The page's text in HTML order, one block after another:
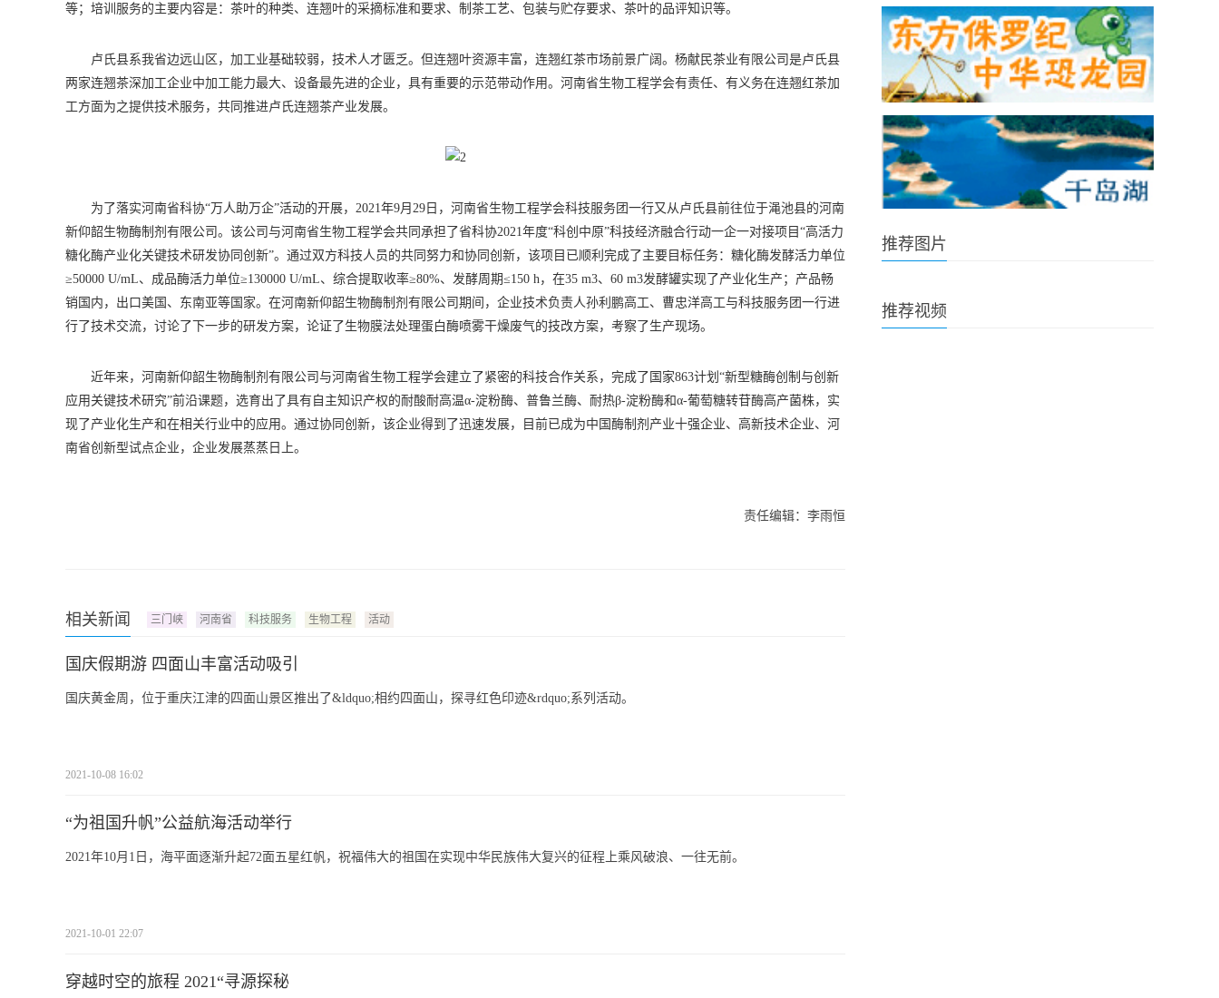
等；培训服务的主要内容是：茶叶的种类、连翘叶的采摘标准和要求、制茶工艺、包装与贮存要求、茶叶的品评知识等。
卢氏县系我省边远山区，加工业基础较弱，技术人才匮乏。但连翘叶资源丰富，连翘红茶市场前景广阔。杨献民茶业有限公司是卢氏县
两家连翘茶深加工企业中加工能力最大、设备最先进的企业，具有重要的示范带动作用。河南省生物工程学会有责任、有义务在连翘红茶加
工方面为之提供技术服务，共同推进卢氏连翘茶产业发展。
为了落实河南省科协“万人助万企”活动的开展，2021年9月29日，河南省生物工程学会科技服务团一行又从卢氏县前往位于渑池县的河南
新仰韶生物酶制剂有限公司。该公司与河南省生物工程学会共同承担了省科协2021年度“科创中原”科技经济融合行动一企一对接项目“高活力
糖化酶产业化关键技术研发协同创新”。通过双方科技人员的共同努力和协同创新，该项目已顺利完成了主要目标任务：糖化酶发酵活力单位
≥50000 U/mL、成品酶活力单位≥130000 U/mL、综合提取收率≥80%、发酵周期≤150 h，在35 m3、60 m3发酵罐实现了产业化生产；产品畅
销国内，出口美国、东南亚等国家。在河南新仰韶生物酶制剂有限公司期间，企业技术负责人孙利鹏高工、曹忠洋高工与科技服务团一行进
行了技术交流，讨论了下一步的研发方案，论证了生物膜法处理蛋白酶喷雾干燥废气的技改方案，考察了生产现场。
近年来，河南新仰韶生物酶制剂有限公司与河南省生物工程学会建立了紧密的科技合作关系，完成了国家863计划“新型糖酶创制与创新
应用关键技术研究”前沿课题，选育出了具有自主知识产权的耐酸耐高温α-淀粉酶、普鲁兰酶、耐热β-淀粉酶和α-葡萄糖转苷酶高产菌株，实
现了产业化生产和在相关行业中的应用。通过协同创新，该企业得到了迅速发展，目前已成为中国酶制剂产业十强企业、高新技术企业、河
南省创新型试点企业，企业发展蒸蒸日上。
责任编辑：李雨恒
相关新闻 三门峡 河南省 科技服务 生物工程 活动
国庆假期游 四面山丰富活动吸引
国庆黄金周，位于重庆江津的四面山景区推出了&ldquo;相约四面山，探寻红色印迹&rdquo;系列活动。
2021-10-08 16:02
“为祖国升帆”公益航海活动举行
2021年10月1日，海平面逐渐升起72面五星红帆，祝福伟大的祖国在实现中华民族伟大复兴的征程上乘风破浪、一往无前。
2021-10-01 22:07
穿越时空的旅程 2021“寻源探秘
推荐图片
推荐视频